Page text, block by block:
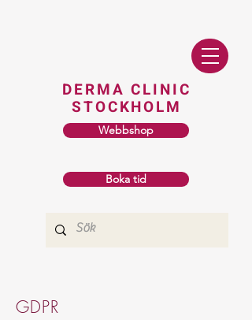
DERMA CLINIC
STOCKHOLM
Webbshop
Boka tid
GDPR